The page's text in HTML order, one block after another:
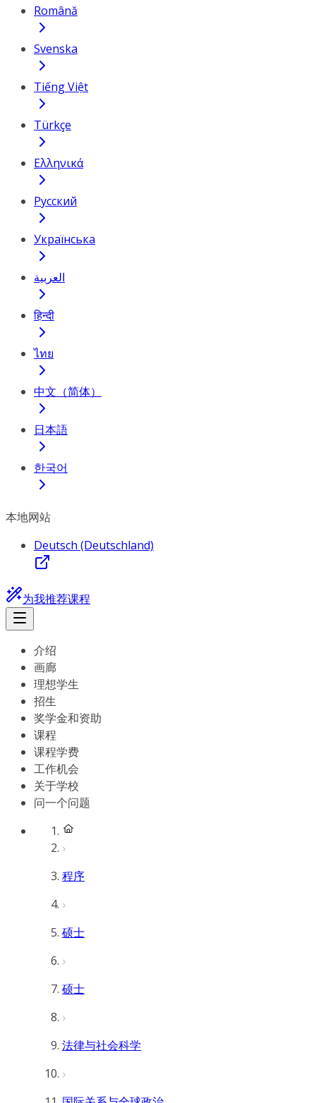
Română
Svenska
Tiếng Việt
Türkçe
Ελληνικά
Русский
Українська
العربية
हिन्दी
ไทย
中文（简体）
日本語
한국어
本地网站
Deutsch (Deutschland)
为我推荐课程
介绍
画廊
理想学生
招生
奖学金和资助
课程
课程学费
工作机会
关于学校
问一个问题
程序
硕士
硕士
法律与社会科学